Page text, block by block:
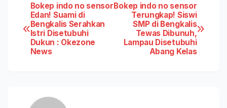
Post
navigation
Bokep indo no sensor
Terungkap! Siswi
SMP di Bengkalis
Tewas Dibunuh,
Lampau Disetubuhi
Abang Kelas
Bokep indo no sensor
Edan! Suami di
Bengkalis Serahkan
Istri Disetubuhi
Dukun : Okezone
News